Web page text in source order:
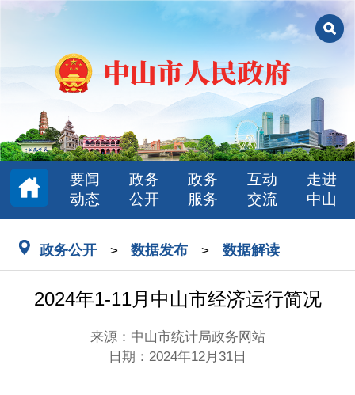
要闻
动态
政务
公开
政务
服务
互动
交流
走进
中山
政务公开 > 数据发布 > 数据解读
2024年1-11月中山市经济运行简况
来源：中山市统计局政务网站
日期：2024年12月31日